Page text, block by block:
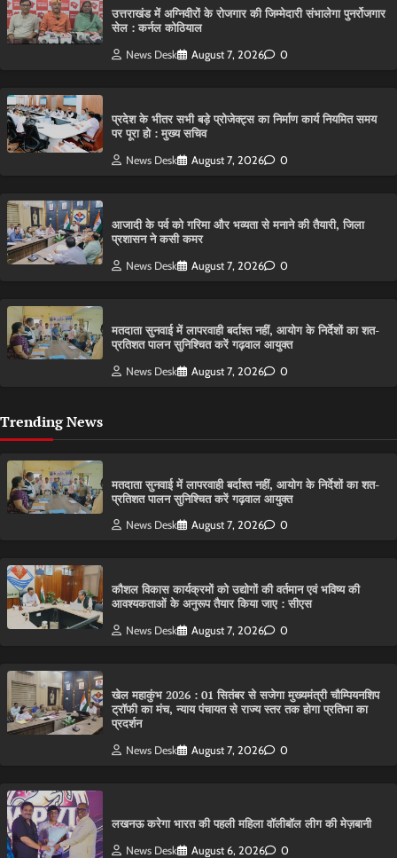
उत्तराखंड में अग्निवीरों के रोजगार की जिम्मेदारी संभालेगा पुनर्रोजगार
सेल : कर्नल कोठियाल
News Desk August 7, 2026 0
प्रदेश के भीतर सभी बड़े प्रोजेक्ट्स का निर्माण कार्य नियमित समय
पर पूरा हो : मुख्य सचिव
News Desk August 7, 2026 0
आजादी के पर्व को गरिमा और भव्यता से मनाने की तैयारी, जिला
प्रशासन ने कसी कमर
News Desk August 7, 2026 0
मतदाता सुनवाई में लापरवाही बर्दाश्त नहीं, आयोग के निर्देशों का शत-
प्रतिशत पालन सुनिश्चित करें गढ़वाल आयुक्त
News Desk August 7, 2026 0
Trending News
मतदाता सुनवाई में लापरवाही बर्दाश्त नहीं, आयोग के निर्देशों का शत-
प्रतिशत पालन सुनिश्चित करें गढ़वाल आयुक्त
News Desk August 7, 2026 0
कौशल विकास कार्यक्रमों को उद्योगों की वर्तमान एवं भविष्य की
आवश्यकताओं के अनुरूप तैयार किया जाए : सीएस
News Desk August 7, 2026 0
खेल महाकुंभ 2026 : 01 सितंबर से सजेगा मुख्यमंत्री चौम्पियनशिप
ट्रॉफी का मंच, न्याय पंचायत से राज्य स्तर तक होगा प्रतिभा का
प्रदर्शन
News Desk August 7, 2026 0
लखनऊ करेगा भारत की पहली महिला वॉलीबॉल लीग की मेज़बानी
News Desk August 6, 2026 0